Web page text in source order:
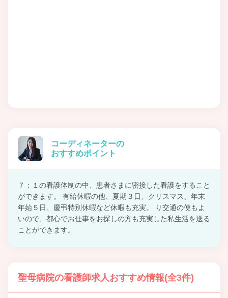
コーディネーターの
おすすめポイント
７：１の看護体制の中、患者さまに密接した看護をすること
ができます。 有給休暇の他、夏期３日、クリスマス、年末
年始５日、慶弔特別休暇など休暇も充実。 り交通の便もよ
いので、都心でお仕事をお探しの方も充実した私生活を送る
ことができます。
聖母病院の看護師求人おすすめ情報(全3件)